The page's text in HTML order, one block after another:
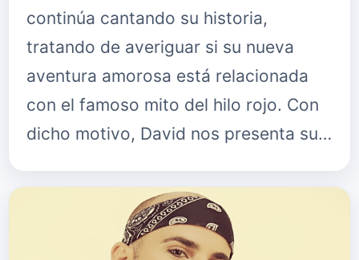
continúa cantando su historia,
tratando de averiguar si su nueva
aventura amorosa está relacionada
con el famoso mito del hilo rojo. Con
dicho motivo, David nos presenta su…